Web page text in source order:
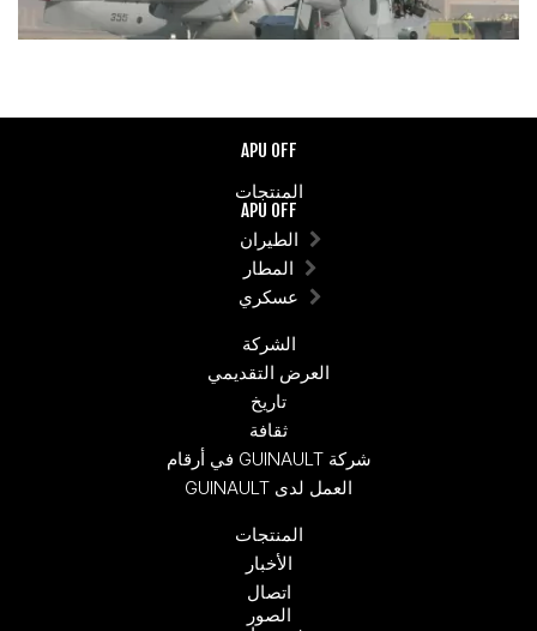
APU OFF
المنتجات
APU OFF
الطيران
المطار
عسكري
الشركة
العرض التقديمي
تاريخ
ثقافة
شركة GUINAULT في أرقام
العمل لدى GUINAULT
المنتجات
الأخبار
اتصال
الصور